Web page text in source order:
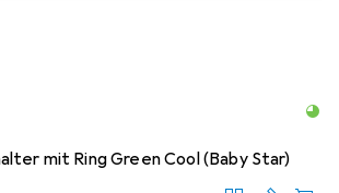
mit Ring Green Cool (Baby Star)